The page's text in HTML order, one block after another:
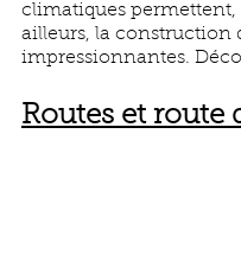
climatiques permettent,
ailleurs, la construction
impressionnantes.
Routes et route